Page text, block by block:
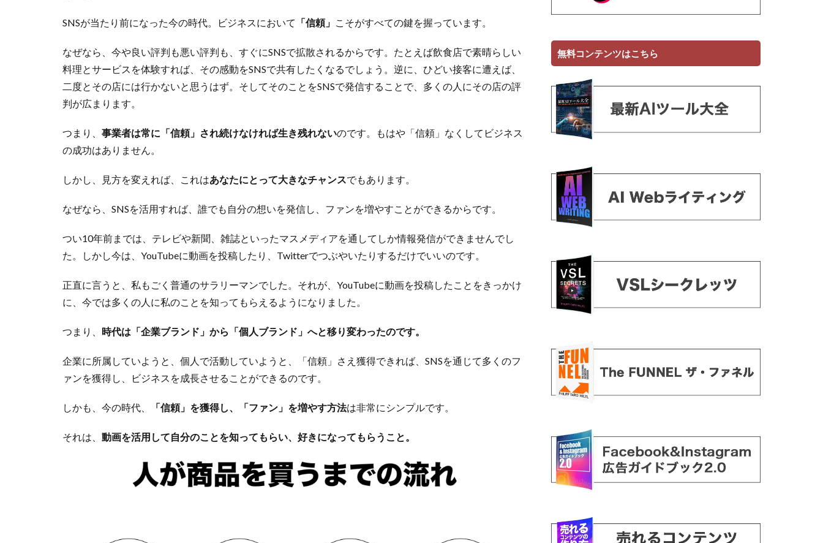
SNSが当たり前になった今の時代。ビジネスにおいて 「信頼」 こそがすべての鍵を握っています。
なぜなら、今や良い評判も悪い評判も、すぐにSNSで拡散されるからです。たとえば飲食店で素晴らしい
料理とサービスを体験すれば、その感動をSNSで共有したくなるでしょう。逆に、ひどい接客に遭えば、
二度とその店には行かないと思うはず。そしてそのことをSNSで発信することで、多くの人にその店の評
判が広まります。
つまり、 事業者は常に「信頼」され続けなければ生き残れないのです。もはや「信頼」なくしてビジネス
の成功はありません。
しかし、見方を変えれば、これはあなたにとって大きなチャンスでもあります。
なぜなら、SNSを活用すれば、誰でも自分の想いを発信し、ファンを増やすことができるからです。
つい10年前までは、テレビや新聞、雑誌といったマスメディアを通してしか情報発信ができませんでし
た。しかし今は、YouTubeに動画を投稿したり、Twitterでつぶやいたりするだけでいいのです。
正直に言うと、私もごく普通のサラリーマンでした。それが、YouTubeに動画を投稿したことをきっかけ
に、今では多くの人に私のことを知ってもらえるようになりました。
つまり、 時代は「企業ブランド」から「個人ブランド」へと移り変わったのです。
企業に所属していようと、個人で活動していようと、「信頼」さえ獲得できれば、SNSを通じて多くのフ
ァンを獲得し、ビジネスを成長させることができるのです。
しかも、今の時代、 「信頼」を獲得し、「ファン」を増やす方法は非常にシンプルです。
それは、 動画を活用して自分のことを知ってもらい、好きになってもらうこと。
無料コンテンツはこちら